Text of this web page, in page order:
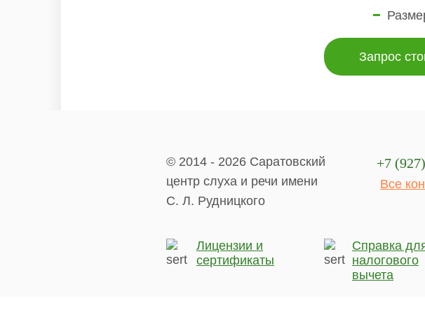
Запрос
© 2014 - 2026 Саратовский
центр слуха и речи имени
С. Л. Рудницкого
+7
Все
Лицензии и
сертификаты
Справка
налогового
вычета